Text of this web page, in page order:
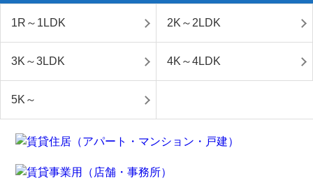
1R～1LDK 2K～2LDK
3K～3LDK 4K～4LDK
5K～